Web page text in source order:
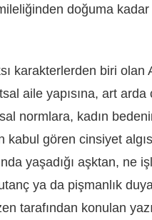
doğuma
karakterlerden biri olan
aile yapısına, art
normlara, kadın
gören cinsiyet
yaşadığı aşktan, ne
ya da pişmanlık
tarafından konulan